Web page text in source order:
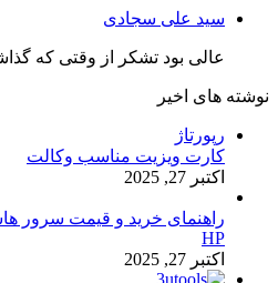
سید علی سجادی
عالی بود تشکر از وقتی که
نوشته های اخیر
رپورتاژ
کارت ویزیت مناسب وکالت
اکتبر 27, 2025
راهنمای خرید و قیمت سرور
HP
اکتبر 27, 2025